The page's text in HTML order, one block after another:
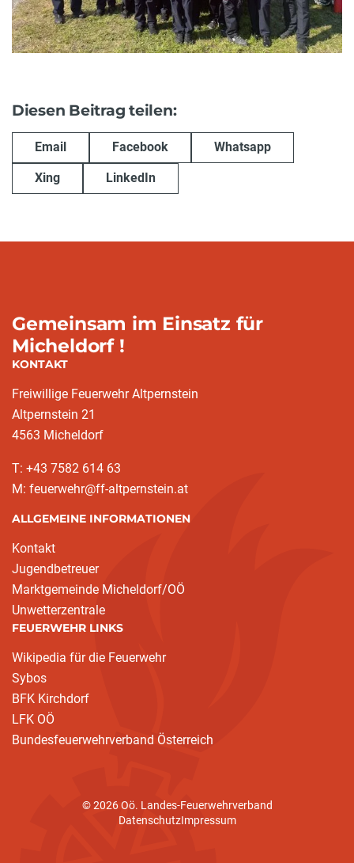
Diesen Beitrag teilen:
Email Facebook Whatsapp
Xing LinkedIn
Gemeinsam im Einsatz für
Micheldorf !
KONTAKT
Freiwillige Feuerwehr Altpernstein
Altpernstein 21
4563 Micheldorf
T: +43 7582 614 63
M: feuerwehr@ff-altpernstein.at
ALLGEMEINE INFORMATIONEN
Kontakt
Jugendbetreuer
Marktgemeinde Micheldorf/OÖ
Unwetterzentrale
FEUERWEHR LINKS
Wikipedia für die Feuerwehr
Sybos
BFK Kirchdorf
LFK OÖ
Bundesfeuerwehrverband Österreich
© 2026 Oö. Landes-Feuerwehrverband
DatenschutzImpressum